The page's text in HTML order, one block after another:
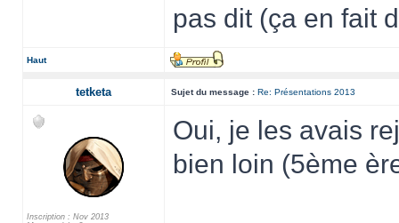
pas dit (ça en fait
Haut
tetketa Sujet du message : Re: Présentations 2013
Inscription : Nov 2013
Oui, je les avais
bien loin (5ème